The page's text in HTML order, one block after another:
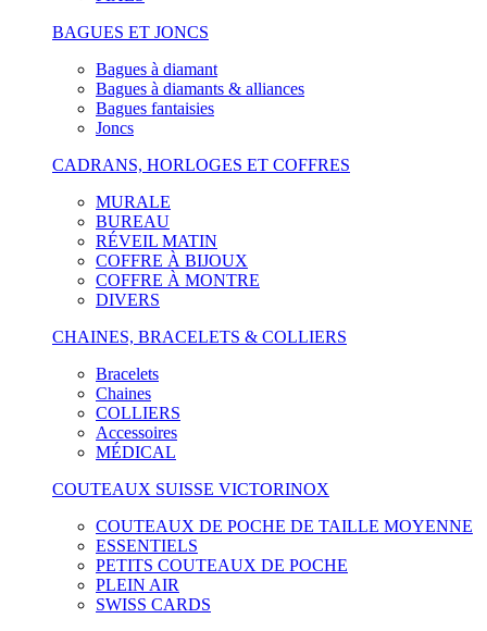
BAGUES ET JONCS
Bagues à diamant
Bagues à diamants & alliances
Bagues fantaisies
Joncs
CADRANS, HORLOGES ET COFFRES
MURALE
BUREAU
RÉVEIL MATIN
COFFRE À BIJOUX
COFFRE À MONTRE
DIVERS
CHAINES, BRACELETS & COLLIERS
Bracelets
Chaines
COLLIERS
Accessoires
MÉDICAL
COUTEAUX SUISSE VICTORINOX
COUTEAUX DE POCHE DE TAILLE MOYENNE
ESSENTIELS
PETITS COUTEAUX DE POCHE
PLEIN AIR
SWISS CARDS